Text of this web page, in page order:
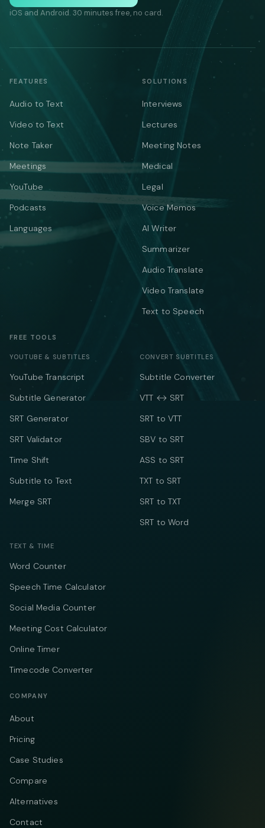
iOS and Android. 30 minutes free, no card.
FEATURES
Audio to Text
Video to Text
Note Taker
Meetings
YouTube
Podcasts
Languages
SOLUTIONS
Interviews
Lectures
Meeting Notes
Medical
Legal
Voice Memos
AI Writer
Summarizer
Audio Translate
Video Translate
Text to Speech
FREE TOOLS
YOUTUBE & SUBTITLES
YouTube Transcript
Subtitle Generator
SRT Generator
SRT Validator
Time Shift
Subtitle to Text
Merge SRT
CONVERT SUBTITLES
Subtitle Converter
VTT ↔ SRT
SRT to VTT
SBV to SRT
ASS to SRT
TXT to SRT
SRT to TXT
SRT to Word
TEXT & TIME
Word Counter
Speech Time Calculator
Social Media Counter
Meeting Cost Calculator
Online Timer
Timecode Converter
COMPANY
About
Pricing
Case Studies
Compare
Alternatives
Contact